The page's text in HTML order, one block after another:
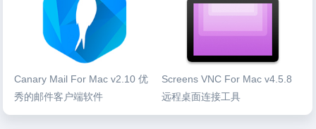
Canary Mail For Mac v2.10 优
秀的邮件客户端软件
Screens VNC For Mac v4.5.8
远程桌面连接工具